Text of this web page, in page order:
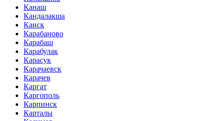
Канаш
Кандалакша
Канск
Карабаново
Карабаш
Карабулак
Карасук
Карачаевск
Карачев
Каргат
Каргополь
Карпинск
Карталы